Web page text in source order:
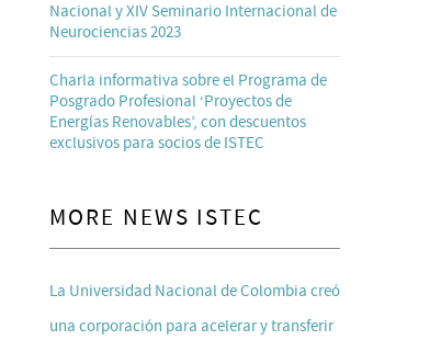
Nacional y XIV Seminario Internacional de
Neurociencias 2023
Charla informativa sobre el Programa de
Posgrado Profesional ‘Proyectos de
Energías Renovables’, con descuentos
exclusivos para socios de ISTEC
MORE NEWS ISTEC
La Universidad Nacional de Colombia creó
una corporación para acelerar y transferir